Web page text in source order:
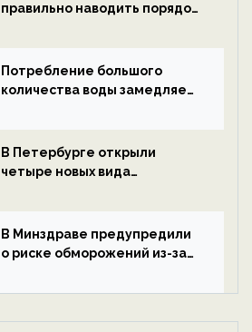
правильно наводить порядок
Потребление большого
количества воды замедляет
В Петербурге открыли
четыре новых вида
экологии на ECOportal
В Минздраве предупредили
о риске обморожений из-за
на ECOportal